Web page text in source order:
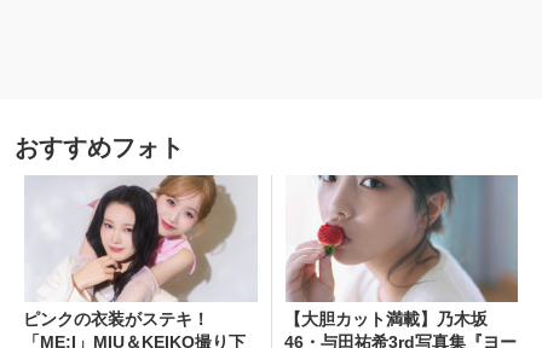
おすすめフォト
ピンクの衣装がステキ！
「ME:I」MIU＆KEIKO撮り下
【大胆カット満載】乃木坂
46・与田祐希3rd写真集『ヨー